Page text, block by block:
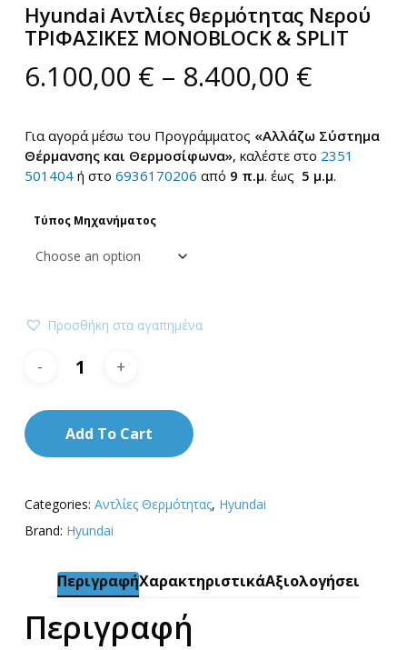
Hyundai Αντλίες θερμότητας Νερού
ΤΡΙΦΑΣΙΚΕΣ MONOBLOCK & SPLIT
6.100,00 € – 8.400,00 €Price
Για αγορά μέσω του Προγράμματος «Αλλάζω Σύστημα
Θέρμανσης και Θερμοσίφωνα», καλέστε στο 2351
501404ή στο 6936170206 από 9 π.μ. έως 5 μ.μ.
Τύπος Μηχανήματος
Προσθήκη στα αγαπημένα
Add To Cart
Categories: Αντλίες Θερμότητας, Hyundai
Brand: Hyundai
ΠεριγραφήΧαρακτηριστικάΑξιολογήσεις
Περιγραφή